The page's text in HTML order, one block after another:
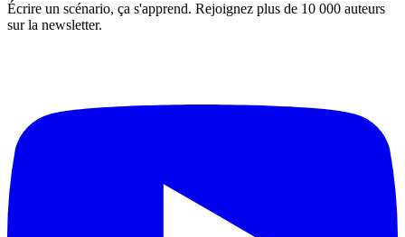
Écrire un scénario, ça s'apprend. Rejoignez plus de 10 000 auteurs
sur la newsletter.